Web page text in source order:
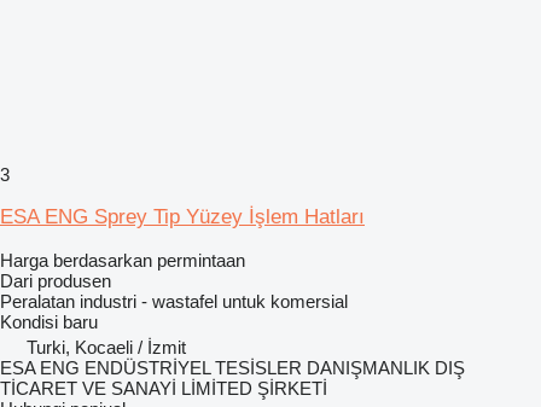
3
ESA ENG Sprey Tip Yüzey İşlem Hatları
Harga berdasarkan permintaan
Dari produsen
Peralatan industri - wastafel untuk komersial
Kondisi baru
Turki, Kocaeli / İzmit
ESA ENG ENDÜSTRİYEL TESİSLER DANIŞMANLIK DIŞ
TİCARET VE SANAYİ LİMİTED ŞİRKETİ